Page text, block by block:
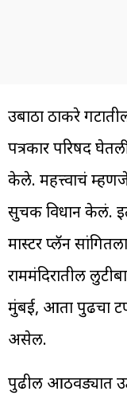
उबाठा ठाकरे
पत्रकार परिषद
केले. महत्त्वाचं
सुचक विधान केलं.
मास्टर प्लॅन
राममंदिरातील
मुंबई, आता पुढचा
असेल.
पुढील आठवड्यात